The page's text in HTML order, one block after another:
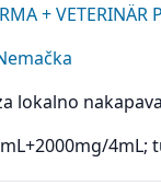
+ VETERINÄR
lokalno
4mL;